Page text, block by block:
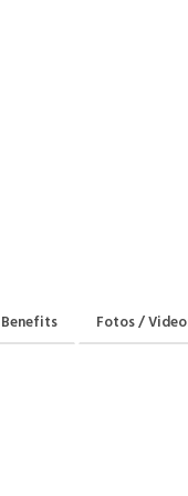
Benefits Fotos /